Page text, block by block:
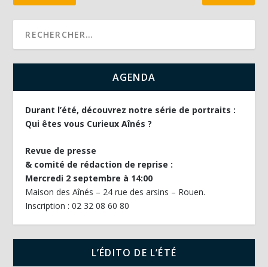
AGENDA
Durant l’été, découvrez notre série de portraits :
Qui êtes vous Curieux Aînés ?
Revue de presse
& comité de rédaction de reprise :
Mercredi 2 septembre à 14:00
Maison des Aînés – 24 rue des arsins – Rouen.
Inscription : 02 32 08 60 80
L’ÉDITO DE L’ÉTÉ